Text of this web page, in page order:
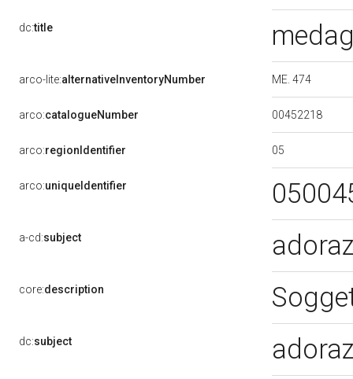
dc:title
arco-lite:alternativeInventoryNumber ME. 474
arco:catalogueNumber 00452218
arco:regionIdentifier 05
arco:uniqueIdentifier
a-cd:subject
core:description
dc:subject